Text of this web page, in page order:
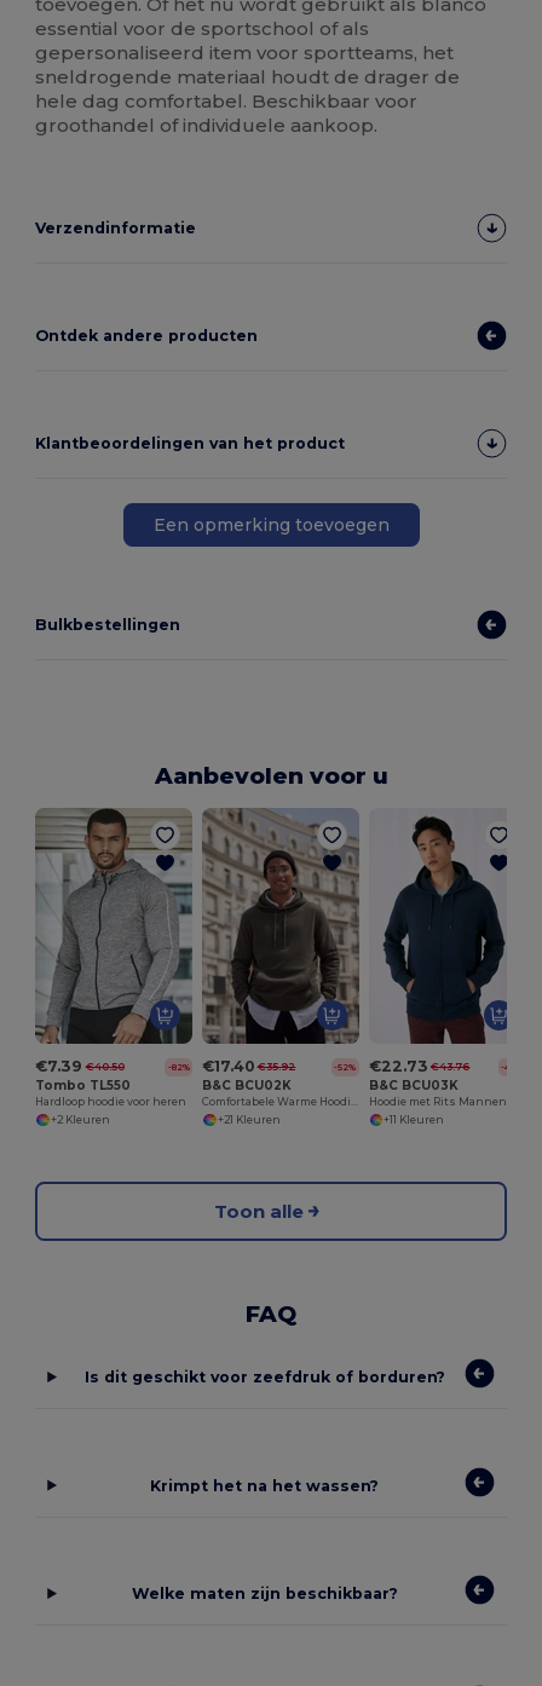
essential voor de sportschool of als
gepersonaliseerd item voor sportteams, het
sneldrogende materiaal houdt de drager de
hele dag comfortabel. Beschikbaar voor
groothandel of individuele aankoop.
Verzendinformatie
Ontdek andere producten
Klantbeoordelingen van het product
Een opmerking toevoegen
Bulkbestellingen
Aanbevolen voor u
€7.39 €40.50 -82%
Tombo TL550
Hardloop hoodie voor heren
+2 Kleuren
€17.40 €35.92 -52%
B&C BCU02K
Comfortabele Warme Hoodie van B&C
+21 Kleuren
€22.73 €43.76 -48%
B&C BCU03K
+11 Kleuren
Toon alle
FAQ
Is dit geschikt voor zeefdruk of borduren?
Krimpt het na het wassen?
Welke maten zijn beschikbaar?